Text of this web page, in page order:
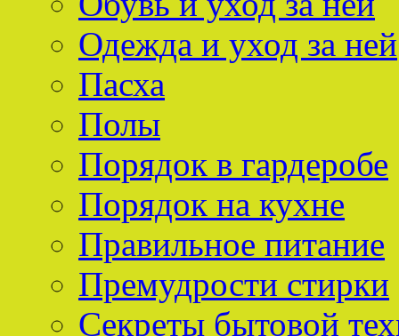
Одежда и уход за ней
Пасха
Полы
Порядок в гардеробе
Порядок на кухне
Правильное питание
Премудрости стирки
Секреты бытовой